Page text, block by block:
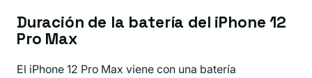
Duración de la batería del iPhone 12
Pro Max
El iPhone 12 Pro Max viene con una batería